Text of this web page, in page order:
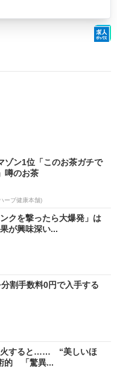
ゾン1位「このお茶ガチで
噂のお茶
ーブ健康本舗)
クを撃ったら大爆発」は
が興味深い...
割手数料0円で入手する
火すると…… “美しいほ
的 「驚異...